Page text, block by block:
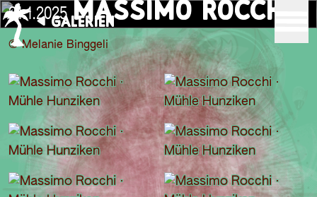
GALERIEN
21.1.2025 MASSIMO ROCCHI
© Melanie Binggeli